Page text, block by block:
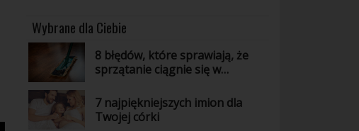
Wybrane dla Ciebie
8 błędów, które sprawiają, że
sprzątanie ciągnie się w
7 najpiękniejszych imion dla
Twojej córki